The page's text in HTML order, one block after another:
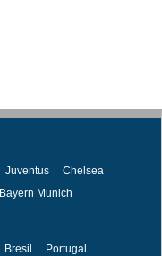
Juventus
Chelsea
Bayern Munich
Bresil
Portugal